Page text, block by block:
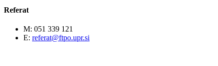
Referat
M: 051 339 121
E: referat@ftpo.upr.si